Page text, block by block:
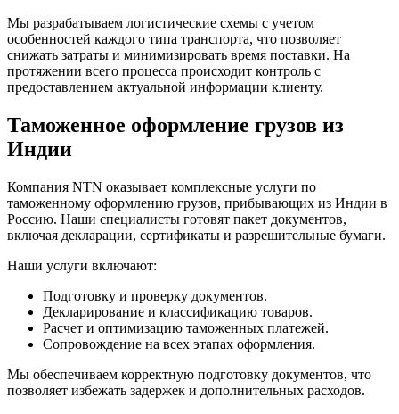
Мы разрабатываем логистические схемы с учетом
особенностей каждого типа транспорта, что позволяет
снижать затраты и минимизировать время поставки. На
протяжении всего процесса происходит контроль с
предоставлением актуальной информации клиенту.
Таможенное оформление грузов из
Индии
Компания NTN оказывает комплексные услуги по
таможенному оформлению грузов, прибывающих из Индии в
Россию. Наши специалисты готовят пакет документов,
включая декларации, сертификаты и разрешительные бумаги.
Наши услуги включают:
Подготовку и проверку документов.
Декларирование и классификацию товаров.
Расчет и оптимизацию таможенных платежей.
Сопровождение на всех этапах оформления.
Мы обеспечиваем корректную подготовку документов, что
позволяет избежать задержек и дополнительных расходов.